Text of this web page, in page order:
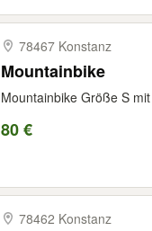
78467 Konstanz
Mountainbike
Mountainbike Größe S
80 €
78462 Konstanz